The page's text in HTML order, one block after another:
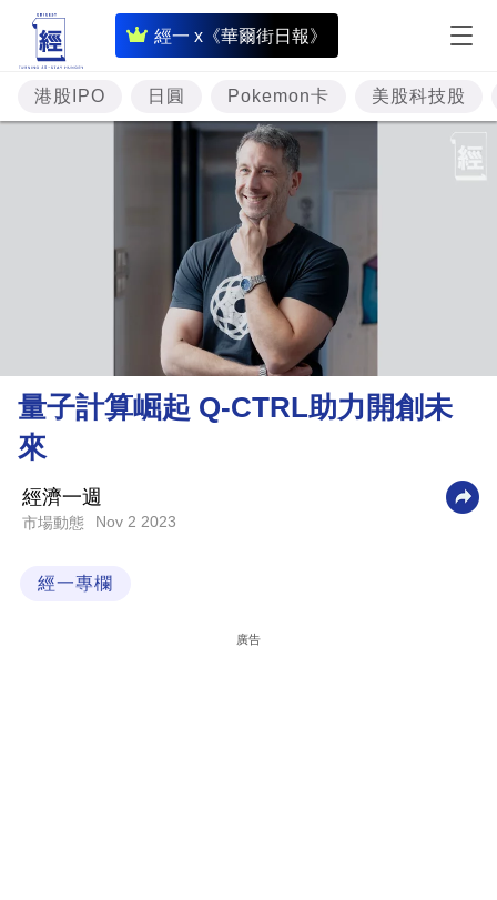
經一 x《華爾街日報》
即
時
財
經
理
財
科
港股IPO 日圓 Pokemon卡 美股科技股
量子計算崛起 Q-CTRL助力開創未
來
經濟一週
市場動態 Nov 2 2023
經一專欄
廣告